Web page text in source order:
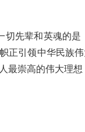
切先辈和英魂的
正引领中华民族
最崇高的伟大理想